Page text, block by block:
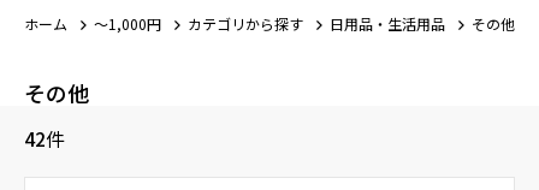
ホーム ～1,000円 カテゴリから探す 日用品・生活用品 その他
その他
42件